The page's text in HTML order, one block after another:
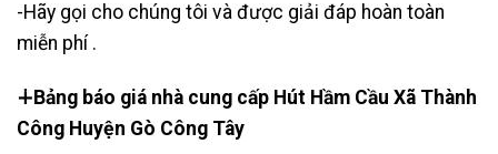
-Hãy gọi cho chúng tôi và được giải đáp hoàn toàn
miễn phí .
∔Bảng báo giá nhà cung cấp Hút Hầm Cầu Xã Thành
Công Huyện Gò Công Tây